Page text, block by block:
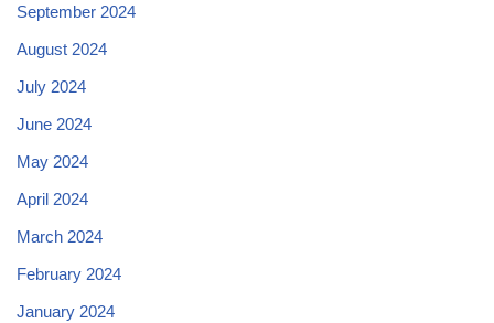
September 2024
August 2024
July 2024
June 2024
May 2024
April 2024
March 2024
February 2024
January 2024